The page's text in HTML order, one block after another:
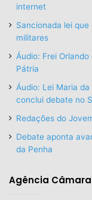
internet
Sancionada lei
militares
Áudio: Frei
Pátria
Áudio: Lei Maria
conclui debate no
Redações do
Debate aponta
da Penha
Agência Câmara